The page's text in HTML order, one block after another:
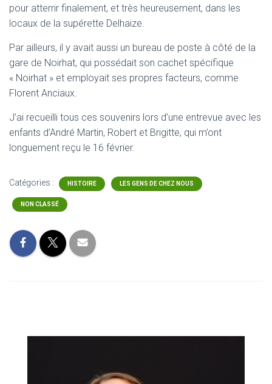
pour atterrir finalement, et très heureusement, dans les
locaux de la supérette Delhaize.
Par ailleurs, il y avait aussi un bureau de poste à côté de la
gare de Noirhat, qui possédait son cachet spécifique
« Noirhat » et employait ses propres facteurs, comme
Florent Anciaux.
J’ai recueilli tous ces souvenirs lors d’une entrevue avec les
enfants d’André Martin, Robert et Brigitte, qui m’ont
longuement reçu le 16 février.
Catégories : HISTOIRE LES GENS DE CHEZ NOUS
NON CLASSÉ